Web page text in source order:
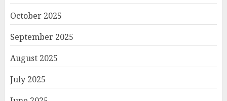
October 2025
September 2025
August 2025
July 2025